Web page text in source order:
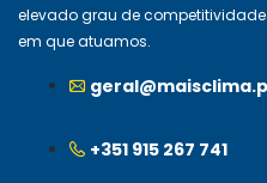
elevado grau de
em que atuamos.
+351 915 267 741